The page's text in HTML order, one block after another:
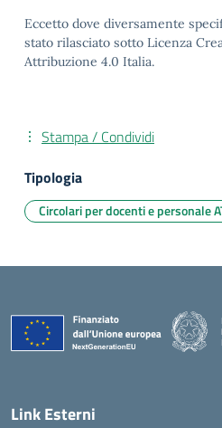
Eccetto dove diversamente
stato rilasciato sotto Licenza
Attribuzione 4.0 Italia.
Stampa / Condividi
Tipologia
Circolari per docenti e personale
Link Esterni